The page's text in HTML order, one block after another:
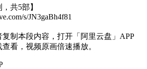
共5部】
s/JN3gaBh4f81
制本段内容，打开「阿里云盘」APP
看，视频原画倍速播放。